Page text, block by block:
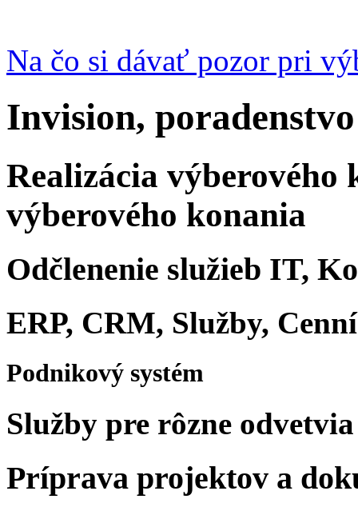
Na čo si dávať pozor pri
Invision,
Realizácia
výberového konania
Odčlenenie služieb IT,
ERP, CRM, Služby,
Podnikový systém
Služby pre rôzne odvetvia
Príprava projektov a